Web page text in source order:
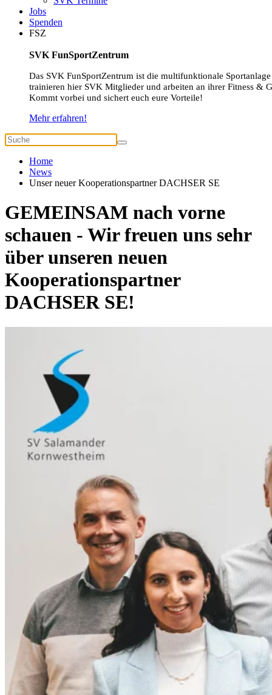
Jobs
Spenden
FSZ
SVK FunSportZentrum
Das SVK FunSportZentrum ist die multifunktionale
trainieren hier SVK Mitglieder und arbeiten an ihrer Fitness &
Kommt vorbei und sichert euch eure Vorteile!
Mehr erfahren!
Home
News
Unser neuer Kooperationspartner DACHSER SE
GEMEINSAM nach vorne
schauen - Wir freuen uns sehr
über unseren neuen
Kooperationspartner
DACHSER SE!